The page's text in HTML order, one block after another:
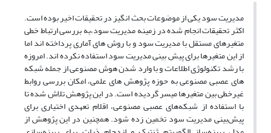
مدیریت سود یکی از موضوعات بحث انگیز در تحقیقات اخیر بوده است.
اکثر تحقیقات انجام شده در زمینه مدیریت سود،به بررسی ارتباط خطی
متغیرهای مستقل با مدیریت سود و با روش های آماری پرداخته اند اما
از این متغیرها برای پیش بینی مدیریت سود استفاده نکرده اند. امروزه
با رشد تکنولوژی اطلاعات و با وارد شدن هوش مصنوعی از جمله شبکه
های عصبی مصنوعی به حوزه پژوهش های علمی، امکان بررسی روابط
غیرخطی بین متغیرها میسر گردیده است. در این پژوهش تلاش شده تا
با استفاده از شبکه‌های عصبی مصنوعی، اقلام تعهدی اختیاری برای
پیش‌بینی مدیریت سود تخمین زده شود. همچنین در این پژوهش از